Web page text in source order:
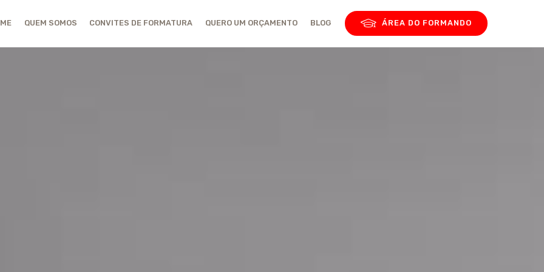
QUEM SOMOS CONVITES DE FORMATURA QUERO UM ORÇAMENTO BLOG ÁREA DO FORMANDO